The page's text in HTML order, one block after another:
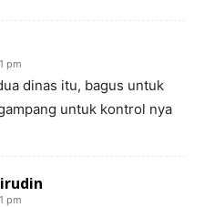
pm
dinas itu, bagus untuk
untuk kontrol nya
pm